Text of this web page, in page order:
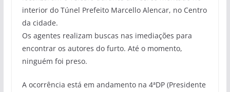
interior do Túnel Prefeito Marcello Alencar, no Centro
da cidade.
Os agentes realizam buscas nas imediações para
encontrar os autores do furto. Até o momento,
ninguém foi preso.
A ocorrência está em andamento na 4ªDP (Presidente